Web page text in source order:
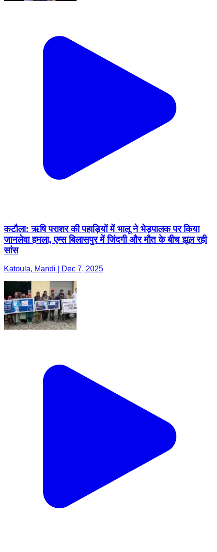
कटौला: ऋषि पराशर की पहाड़ियों में भालू ने भेड़पालक पर किया
जानलेवा हमला, एम्स बिलासपुर में जिंदगी और मौत के बीच झूल रही
सांस
Katoula, Mandi | Dec 7, 2025